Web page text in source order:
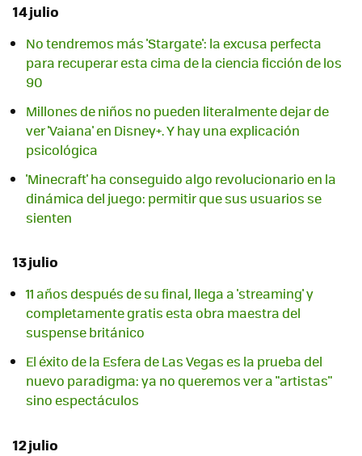
14 julio
No tendremos más 'Stargate': la excusa perfecta
para recuperar esta cima de la ciencia ficción de los
90
Millones de niños no pueden literalmente dejar de
ver 'Vaiana' en Disney+. Y hay una explicación
psicológica
'Minecraft' ha conseguido algo revolucionario en la
dinámica del juego: permitir que sus usuarios se
sienten
13 julio
11 años después de su final, llega a 'streaming' y
completamente gratis esta obra maestra del
suspense británico
El éxito de la Esfera de Las Vegas es la prueba del
nuevo paradigma: ya no queremos ver a "artistas"
sino espectáculos
12 julio